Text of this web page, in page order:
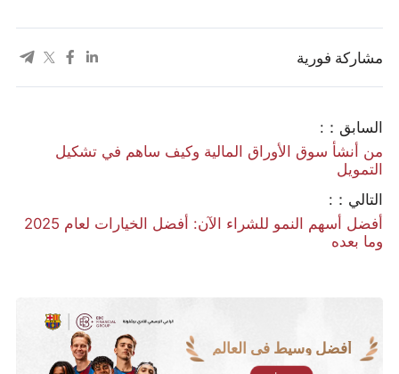
مشاركة فورية
السابق：:
من أنشأ سوق الأوراق المالية وكيف ساهم في تشكيل
التمويل
التالي：:
أفضل أسهم النمو للشراء الآن: أفضل الخيارات لعام 2025
وما بعده
أفضل وسيط في العالم